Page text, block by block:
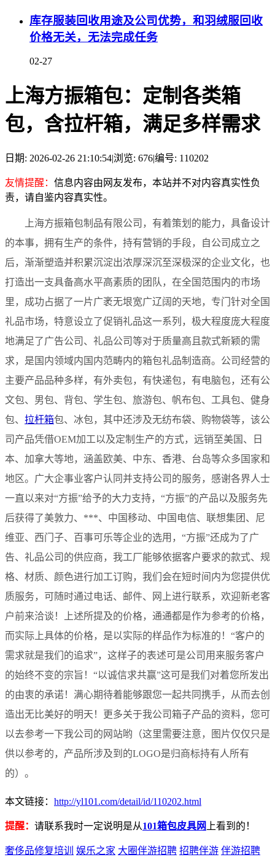
库存服装回收用途及公司优势，和羽绒服回收
价格无关，无法完成任务
02-27
上海方振箱包：定制各类箱
包，含拉杆箱，满足多样需求
日期: 2026-02-26 21:10:54|浏览: 676|编号: 110202
友情提醒： 信息内容由网友发布，本站并不对内容真实性负
责，请自鉴内容真实性。
上海方振箱包制品有限公司，有着策划的能力，具备设计
的本事，拥有生产的条件，持有营销的手段，自公司成立之
后，渐渐塑造并积累沉淀出浓厚深沉至深极深的企业文化，也
打造出一支具备高水平高素质的团队，在全国范围内的市场
里，成功占据了一片广袤无垠宽广辽阔的天地，专门针对全国
礼品市场，特意设立了促销礼品这一系列，极大程度庞大程度
地满足了广告公司、礼品公司等对于质量高且款式新颖的需
求，是国内领域内国内范畴内的箱包礼品制造商。公司经营的
主要产品品种多样，有外卖包，有快递包，有电脑包，还有公
文包、男包、背包、学生包、旅游包、帆布包、工具包、健身
包、 拉杆箱包、冰包，其中还涉及无纺布袋、购物袋等，该公
司产品凭借OEM加工以及定制生产的方式，远销至美国、日
本、加拿大等地，涵盖欧美、中东、香港、台岛等众多国家和
地区。广大企事业客户认同并支持公司的服务，感谢各界人士
一直以来对“方振”给予的大力支持，“方振”的产品以及服务先
后获得了美敦力、***、中国移动、中国电信、联想集团、尼
维亚、西门子、百事可乐等企业的选用，“方振”还成为了广
告、礼品公司的供应商，我工厂能够依据客户要求的款式、规
格、材质、颜色进行加工订购，我们会在短时间内为您提供优
质服务，可随时通过电话、邮件、网上进行联系，欢迎新老客
户前来洽谈！上述所提及的价格，通通都是作为参考的价格，
而实际上具体的价格，是以实际的样品作为标准的！“客户的
需求就是我们的追求”，这样子的表述可是公司用来服务客户
的始终不变的宗旨！“以诚信求共赢”这可是我们对着您所发出
的由衷的承诺！满心期待着能够跟您一起共同携手，从而去创
造出无比美好的明天！更多关于我公司箱子产品的资料，您可
以去参考一下我公司的网站哟（这里需要注意，图片仅仅只是
供以参考的，产品所涉及到的LOGO是归商标持有人所有
的）。
本文链接： http://yl101.com/detail/id/110202.html
提醒： 请联系我时一定说明是从101箱包皮具网 上看到的！
奢侈品修复培训 娱乐之家 大圈伴游招聘 招聘伴游 伴游招聘